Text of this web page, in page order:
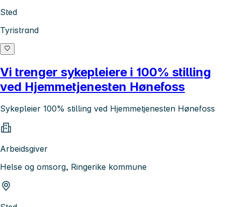
Sted
Tyristrand
Vi trenger sykepleiere i 100% stilling
ved Hjemmetjenesten Hønefoss
Sykepleier 100% stilling ved Hjemmetjenesten Hønefoss
Arbeidsgiver
Helse og omsorg, Ringerike kommune